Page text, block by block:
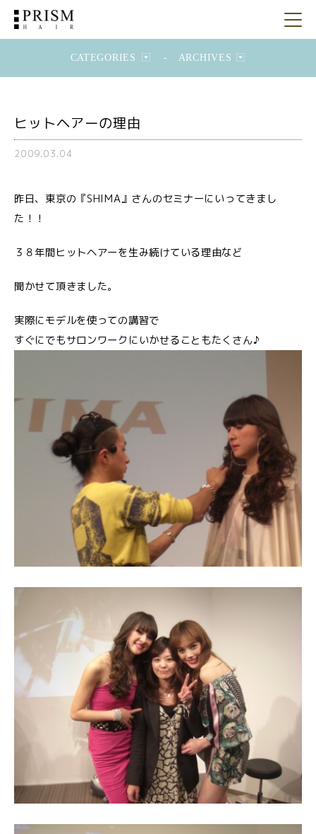
CATEGORIES - ARCHIVES
ヒットヘアーの理由
2009.03.04
昨日、東京の『SHIMA』さんのセミナーにいってきまし
た！！
３８年間ヒットヘアーを生み続けている理由など
聞かせて頂きました。
実際にモデルを使っての講習で
すぐにでもサロンワークにいかせることもたくさん♪